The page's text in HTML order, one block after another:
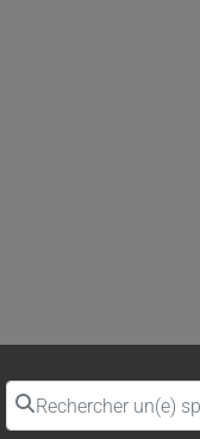
Rechercher un(e)